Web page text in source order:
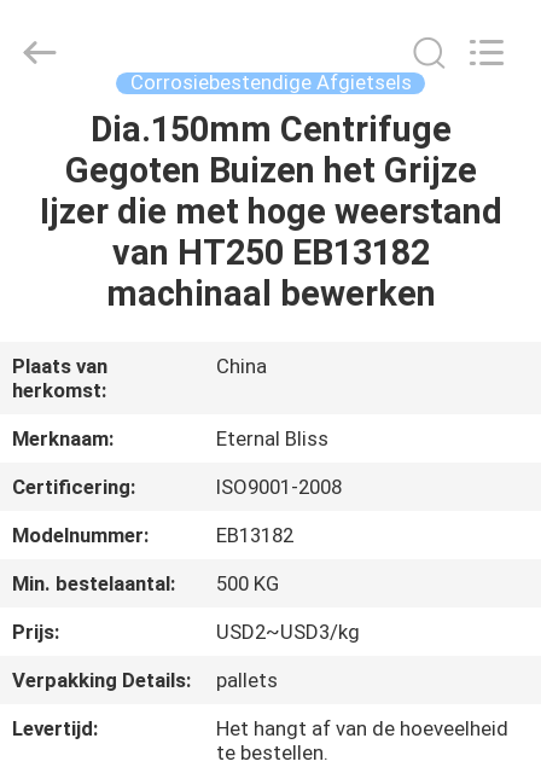
PRODUCTEN
VIDEOS
ONGEVEER
ONS
FABRIEKSREIS
KWALITEITSCONTROLE
CONTACTEER
ONS
NIEUWS
Casting
Corrosiebestendige Afgietsels
Dia.150mm Centrifuge
Gegoten Buizen het Grijze
Ijzer die met hoge weerstand
van HT250 EB13182
machinaal bewerken
Plaats van
herkomst:
China
Merknaam:
Eternal Bliss
Certificering:
ISO9001-2008
Modelnummer:
EB13182
Min. bestelaantal:
500 KG
Prijs:
USD2~USD3/kg
Verpakking Details:
pallets
Levertijd:
Het hangt af van de hoeveelheid
te bestellen.